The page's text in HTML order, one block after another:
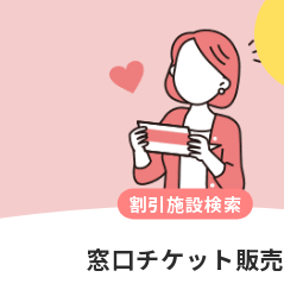
割引施設検索
窓口チケット販売